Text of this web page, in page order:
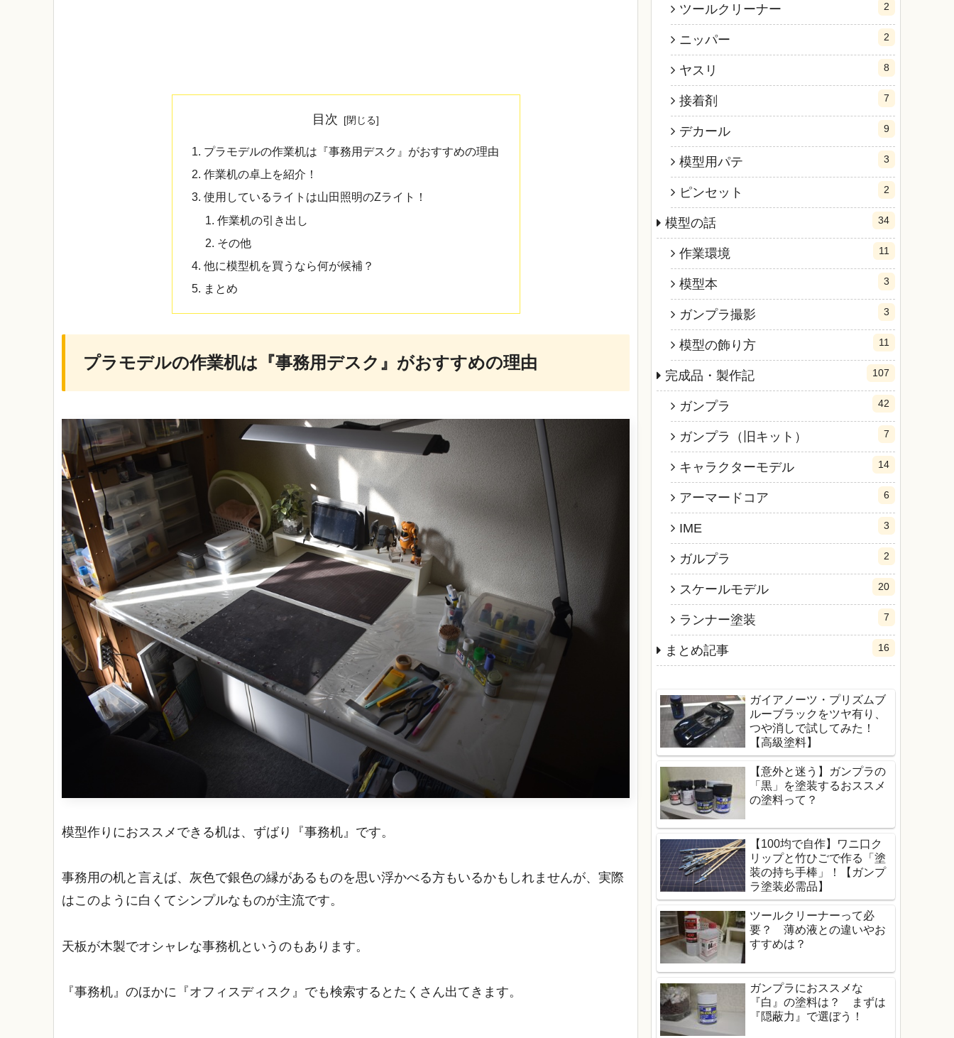
目次
プラモデルの作業机は『事務用デスク』がおすすめの理由
作業机の卓上を紹介！
使用しているライトは山田照明のZライト！
作業机の引き出し
その他
他に模型机を買うなら何が候補？
まとめ
プラモデルの作業机は『事務用デスク』がおすすめの理由
模型作りにおススメできる机は、ずばり『事務机』です。
事務用の机と言えば、灰色で銀色の縁があるものを思い浮かべる方もいるかもしれませんが、実際
はこのように白くてシンプルなものが主流です。
天板が木製でオシャレな事務机というのもあります。
『事務机』のほかに『オフィスディスク』でも検索するとたくさん出てきます。
ツールクリーナー 2
ニッパー 2
ヤスリ 8
接着剤 7
デカール 9
模型用パテ 3
ピンセット 2
模型の話 34
作業環境 11
模型本 3
ガンプラ撮影 3
模型の飾り方 11
完成品・製作記 107
ガンプラ 42
ガンプラ（旧キット） 7
キャラクターモデル 14
アーマードコア 6
IME 3
ガルプラ 2
スケールモデル 20
ランナー塗装 7
まとめ記事 16
ガイアノーツ・プリズムブ
ルーブラックをツヤ有り、
つや消しで試してみた！
【高級塗料】
【意外と迷う】ガンプラの
「黒」を塗装するおススメ
の塗料って？
【100均で自作】ワニ口ク
リップと竹ひごで作る「塗
装の持ち手棒」！【ガンプ
ラ塗装必需品】
ツールクリーナーって必
要？ 薄め液との違いやお
すすめは？
ガンプラにおススメな
『白』の塗料は？ まずは
『隠蔽力』で選ぼう！